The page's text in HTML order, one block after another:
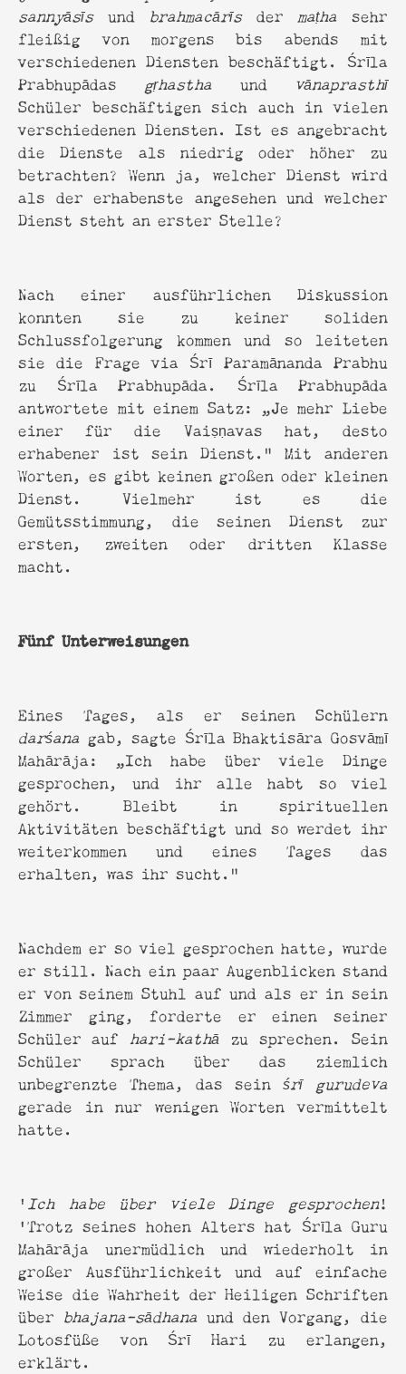
sannyāsīsund brahmacārīsder maṭhasehr
fleißig von morgens bis abends mit
verschiedenen Diensten beschäftigt. Śrīla
Prabhupādas gṛhasthaund vānaprasthī
Schüler beschäftigen sich auch in vielen
verschiedenen Diensten. Ist es angebracht
die Dienste als niedrig oder höher zu
betrachten? Wenn ja, welcher Dienst wird
als der erhabenste angesehen und welcher
Dienst steht an erster Stelle?
Nach einer ausführlichen Diskussion
konnten sie zu keiner soliden
Schlussfolgerung kommen und so leiteten
sie die Frage via Śrī Paramānanda Prabhu
zu Śrīla Prabhupāda. Śrīla Prabhupāda
antwortete mit einem Satz: „Je mehr Liebe
einer für die Vaiṣṇavas hat, desto
erhabener ist sein Dienst.” Mit anderen
Worten, es gibt keinen großen oder kleinen
Dienst. Vielmehr ist es die
Gemütsstimmung, die seinen Dienst zur
ersten, zweiten oder dritten Klasse
macht.
Fünf Unterweisungen
Eines Tages, als er seinen Schülern
darśanagab, sagte Śrīla Bhaktisāra Gosvāmī
Mahārāja: „Ich habe über viele Dinge
gesprochen, und ihr alle habt so viel
gehört. Bleibt in spirituellen
Aktivitäten beschäftigt und so werdet ihr
weiterkommen und eines Tages das
erhalten, was ihr sucht."
Nachdem er so viel gesprochen hatte, wurde
er still. Nach ein paar Augenblicken stand
er von seinem Stuhl auf und als er in sein
Zimmer ging, forderte er einen seiner
Schüler aufhari-kathāzu sprechen. Sein
Schüler sprach über das ziemlich
unbegrenzte Thema, das sein śrī gurudeva
gerade in nur wenigen Worten vermittelt
hatte.
' Ich habe über viele Dinge gesprochen!
‘Trotz seines hohen Alters hat Śrīla Guru
Mahārāja unermüdlich und wiederholt in
großer Ausführlichkeit und auf einfache
Weise die Wahrheit der Heiligen Schriften
über bhajana-sādhanaund den Vorgang, die
Lotosfüße von Śrī Hari zu erlangen,
erklärt.